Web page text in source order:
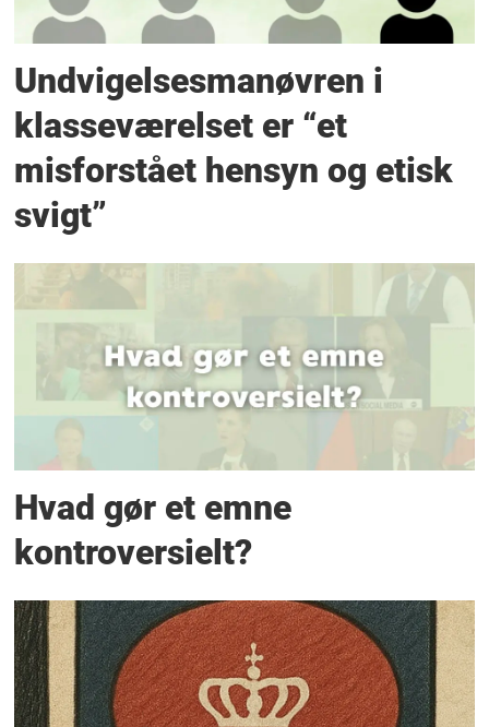
Undvigelsesmanøvren i
klasseværelset er “et
misforstået hensyn og etisk
svigt”
Hvad gør et emne
kontroversielt?